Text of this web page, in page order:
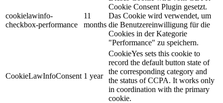
cookielawinfo-
checkbox-performance
11
months
Cookie Consent Plugin gesetzt.
Das Cookie wird verwendet, um
die Benutzereinwilligung für die
Cookies in der Kategorie
"Performance" zu speichern.
CookieLawInfoConsent 1 year
CookieYes sets this cookie to
record the default button state of
the corresponding category and
the status of CCPA. It works only
in coordination with the primary
cookie.